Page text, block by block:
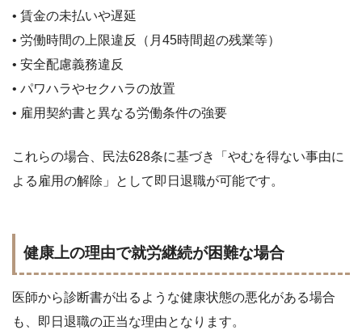
• 賃金の未払いや遅延
• 労働時間の上限違反（月45時間超の残業等）
• 安全配慮義務違反
• パワハラやセクハラの放置
• 雇用契約書と異なる労働条件の強要
これらの場合、民法628条に基づき「やむを得ない事由に
よる雇用の解除」として即日退職が可能です。
健康上の理由で就労継続が困難な場合
医師から診断書が出るような健康状態の悪化がある場合
も、即日退職の正当な理由となります。